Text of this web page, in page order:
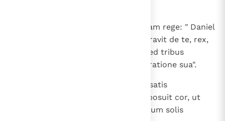
Tunc respondentes dixerunt coram rege: " Daniel
de filiis captivitatis Iudae non curavit de te, rex,
et de edicto, quod constituisti, sed tribus
temporibus per diem orat obsecratione sua".
Quod verbum cum audisset, rex satis
contristatus est; et pro Daniele posuit cor, ut
liberaret eum, et usque ad occasum solis